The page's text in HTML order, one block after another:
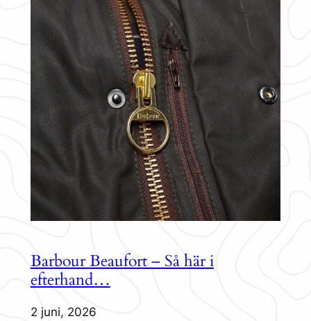
Barbour Beaufort – Så här i
efterhand…
2 juni, 2026